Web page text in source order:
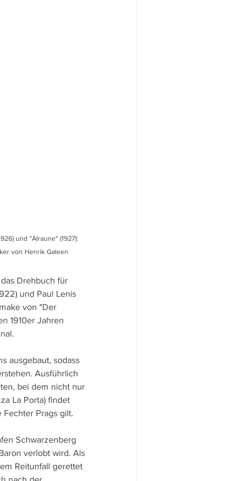
und "Alraune" (1927):
von Henrik Galeen
Drehbuch für
und Paul Lenis
von "Der
1910er Jahren
ausgebaut, sodass
Ausführlich
bei dem nicht nur
La Porta) findet
Fechter Prags gilt.
Schwarzenberg
verlobt wird. Als
Reitunfall gerettet